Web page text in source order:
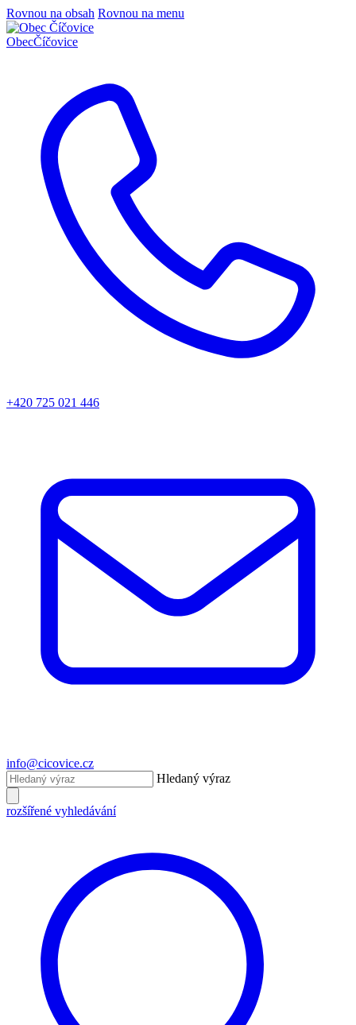
Rovnou na obsah Rovnou na menu
ObecČíčovice
+420 725 021 446
info@cicovice.cz
Hledaný výraz
rozšířené vyhledávání